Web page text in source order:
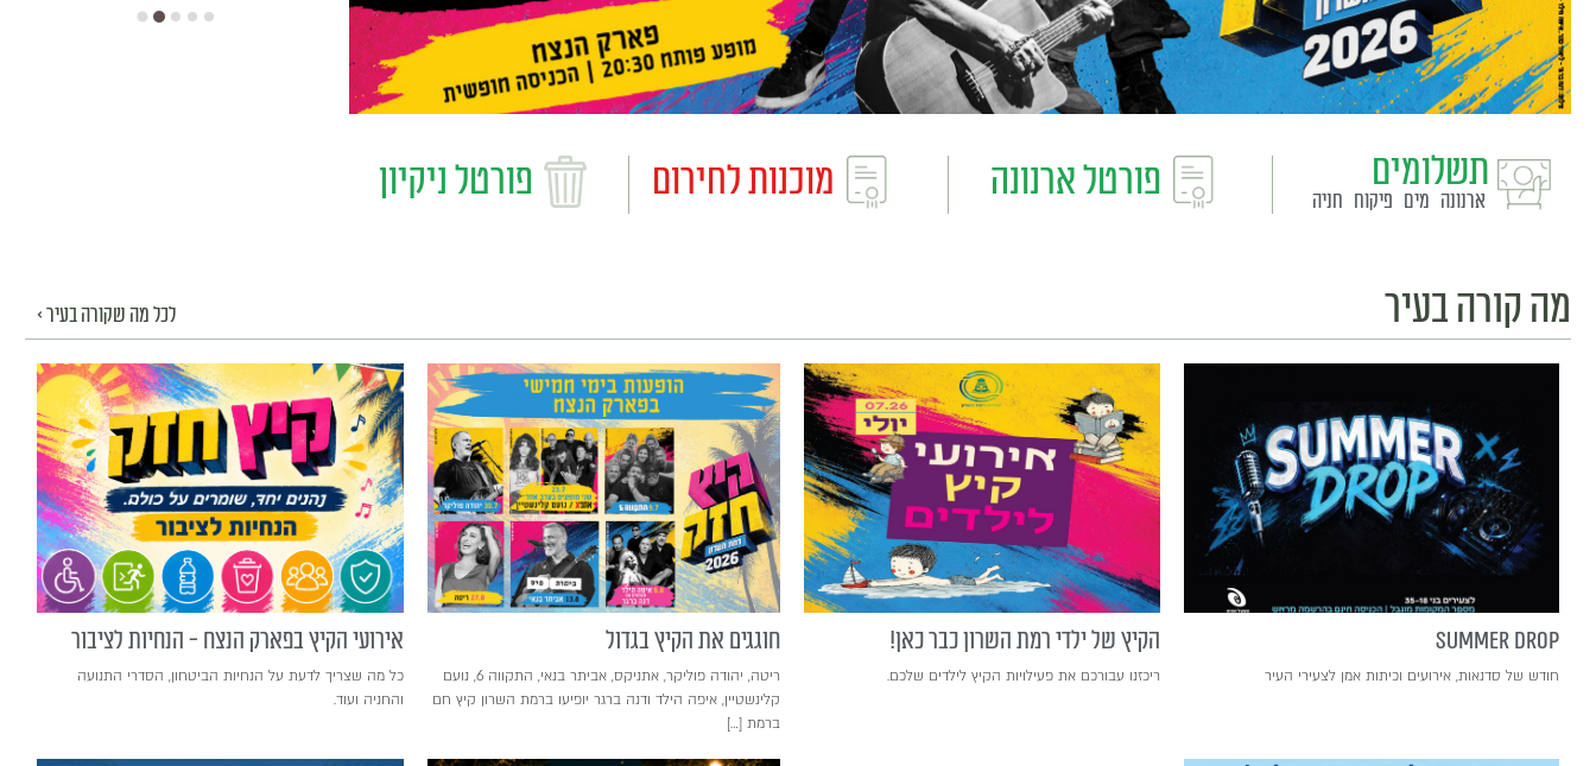
תשלומים
ארנונה מים פיקוח חניה פורטל ארנונה מוכנות לחירום פורטל ניקיון
מה קורה בעיר לכל מה שקורה בעיר >
SUMMER DROP
חודש של סדנאות, אירועים וכיתות אמן לצעירי העיר
הקיץ של ילדי רמת השרון כבר כאן!
ריכזנו עבורכם את פעילויות הקיץ לילדים שלכם.
חוגגים את הקיץ בגדול
ריטה, יהודה פוליקר, אתניקס, אביתר בנאי, התקווה 6, נועם
קלינשטיין, איפה הילד ודנה ברגר יופיעו ברמת השרון קיץ חם
ברמת […]
אירועי הקיץ בפארק הנצח - הנחיות לציבור
כל מה שצריך לדעת על הנחיות הביטחון, הסדרי התנועה
והחניה ועוד.